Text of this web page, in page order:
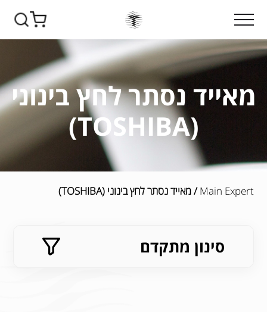
מאייד נסתר לחץ בינוני
(TOSHIBA)
Main Expert / מאייד נסתר לחץ בינוני (TOSHIBA)
סינון מתקדם